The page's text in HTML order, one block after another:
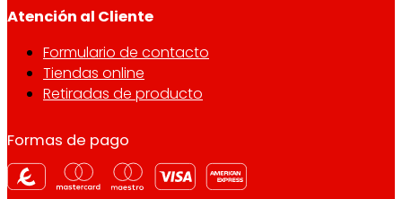
Atención al Cliente
Formulario de contacto
Tiendas online
Retiradas de producto
Formas de pago